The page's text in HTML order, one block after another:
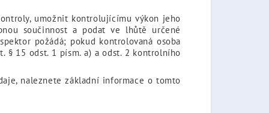
umožnit kontrolujícímu výkon jeho
součinnost a podat ve lhůtě určené
požádá; pokud kontrolovaná osoba
15 odst. 1 písm. a) a odst. 2 kontrolního
naleznete základní informace o tomto